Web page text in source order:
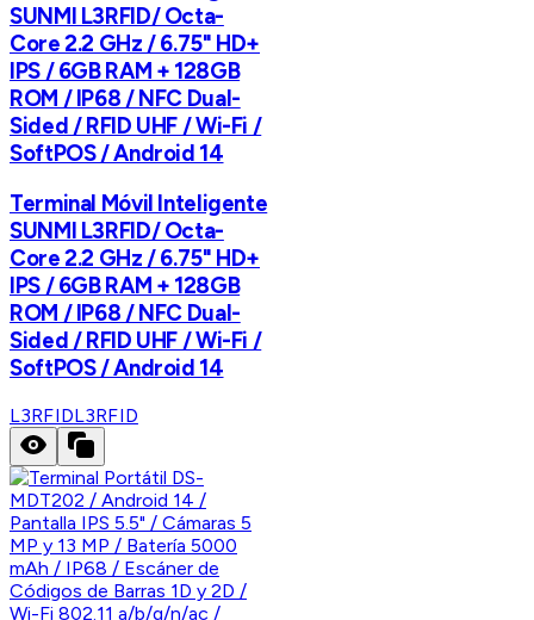
SUNMI L3RFID/ Octa-
Core 2.2 GHz / 6.75" HD+
IPS / 6GB RAM + 128GB
ROM / IP68 / NFC Dual-
Sided / RFID UHF / Wi-Fi /
SoftPOS / Android 14
Terminal Móvil Inteligente
SUNMI L3RFID/ Octa-
Core 2.2 GHz / 6.75" HD+
IPS / 6GB RAM + 128GB
ROM / IP68 / NFC Dual-
Sided / RFID UHF / Wi-Fi /
SoftPOS / Android 14
L3RFIDL3RFID